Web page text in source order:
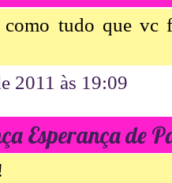
tudo que vc
2011 às 19:09
Esperança de